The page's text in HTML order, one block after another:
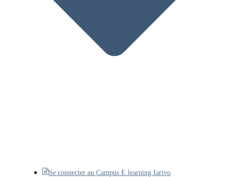
Se connecter au Campus E learning Iarivo